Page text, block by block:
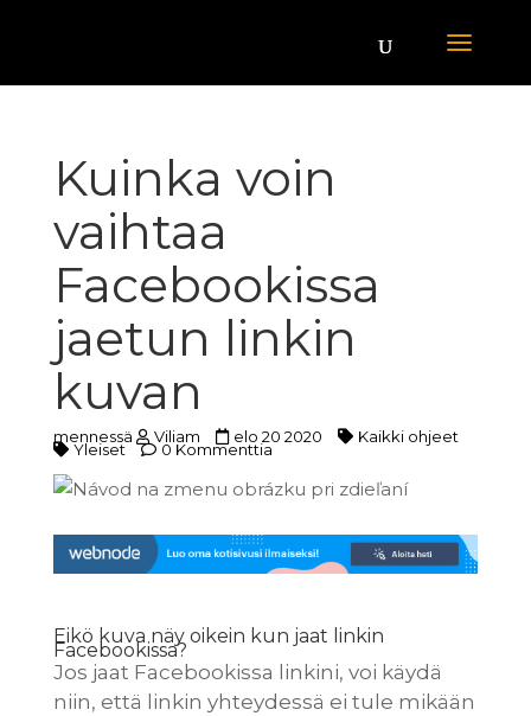
Kuinka voin
vaihtaa
Facebookissa
jaetun linkin
kuvan
mennessä Viliam elo 20 2020 Kaikki ohjeet
Yleiset 0 Kommenttia
Eikö kuva näy oikein kun jaat linkin
Facebookissa?
Jos jaat Facebookissa linkini, voi käydä
niin, että linkin yhteydessä ei tule mikään